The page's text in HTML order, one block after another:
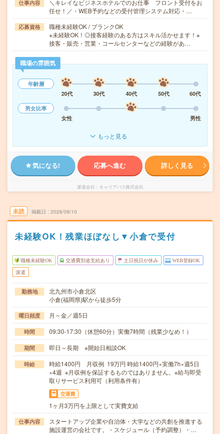
仕事内容
＼キレイなビジネスホテルでのお仕事 フロント受付をお
任せ！／・WEB予約などの受付管理システム対応・…
応募資格
職種未経験OK / ブランクOK
※未経験OK！◎接客経験のある方はスキル活かせます！※
接客・販売・営業・コールセンターなどの経験があ…
職場の雰囲気
年齢層
20代
30代 40代 50代
60代
男女比率
女性
男性
もっと見る
気になる! 応募へ進む 詳しく見る
派遣会社 キャリアパス株式会社
未読 掲載日 2026/08/10
未経験OK！残業ほぼなし▼小倉で受付
職種未経験OK 交通費別途支給あり 土日祝日が休み WEB登録OK
派遣
勤務地
北九州市小倉北区
小倉(福岡県)駅から徒歩5分
曜日頻度 月～金／週5日
時間 09:30-17:30（休憩60分）実働7時間（残業少なめ！）
期間 即日～長期 ※開始日相談OK
時給
時給1400円 月収例 19万円 時給1400円×実働7h×週5日
×4週 ※月収例を保証するものではありません。※給与即受
取りサービス利用可（利用条件有）
交通費
1ヶ月3万円を上限として実費支給
仕事内容
スタートアップ企業や自治体・大学などの共創を推進する
施設運営の会社です。・スケジュール（予約調整）・…